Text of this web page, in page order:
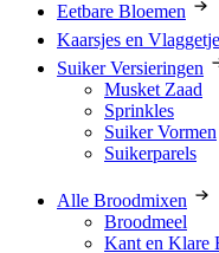
Eetbare Bloemen
Kaarsjes en
Suiker Versieringen
Musket Zaad
Sprinkles
Suiker Vormen
Suikerparels
Alle Broodmixen
Broodmeel
Kant en Klare